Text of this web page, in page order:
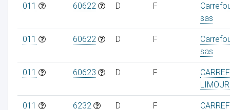
011 60622 D F
sas
011 60622 D F
sas
011 60623 D F
011 6232 D F